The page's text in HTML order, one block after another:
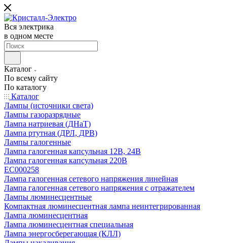
Вся электрика
в одном месте
Каталог
По всему сайту
По каталогу
Каталог
Лампы (источники света)
Лампы газоразрядные
Лампа натриевая (ДНаТ)
Лампа ртутная (ДРЛ, ДРВ)
Лампы галогенные
Лампа галогенная капсульная 12В, 24В
Лампа галогенная капсульная 220В
EC000258
Лампа галогенная сетевого напряжения линейная
Лампа галогенная сетевого напряжения с отражателем
Лампы люминесцентные
Компактная люминесцентная лампа неинтегрированная
Лампа люминесцентная
Лампа люминесцентная специальная
Лампа энергосберегающая (КЛЛ)